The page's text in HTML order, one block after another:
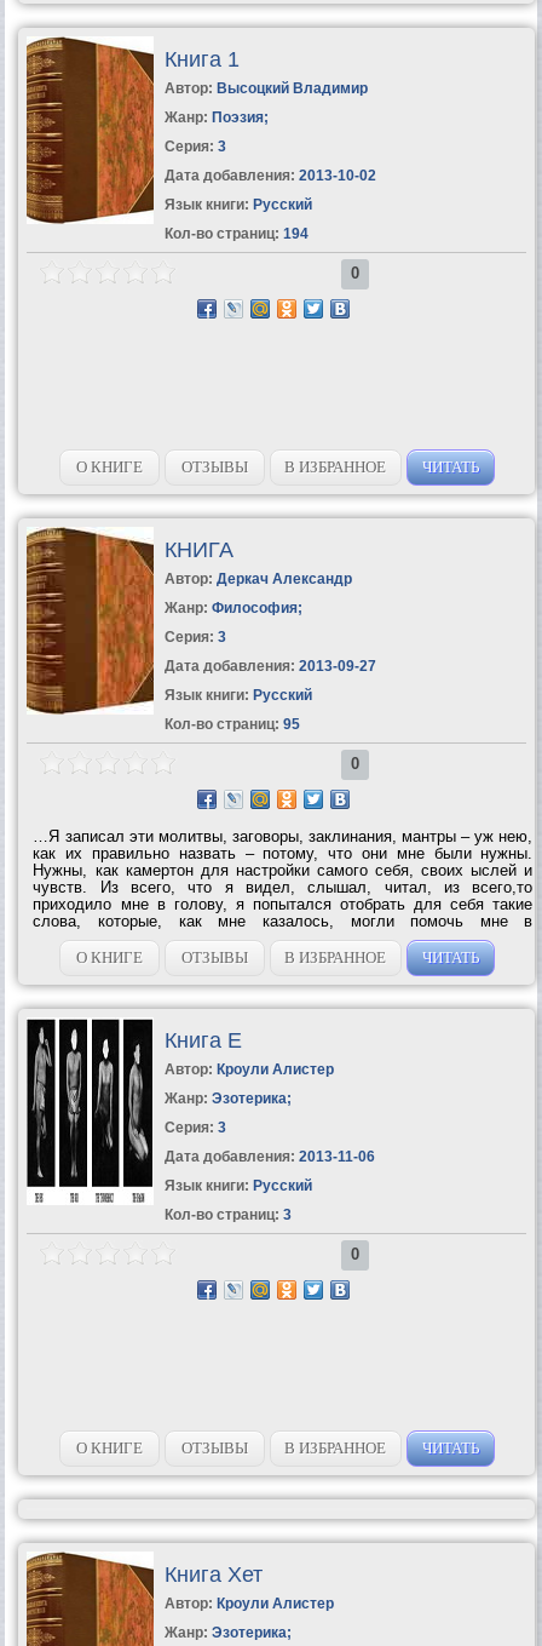
Книга 1
Автор: Высоцкий Владимир
Жанр: Поэзия;
Серия: 3
Дата добавления: 2013-10-02
Язык книги: Русский
Кол-во страниц: 194
0
О КНИГЕ ОТЗЫВЫ В ИЗБРАННОЕ ЧИТАТЬ
КНИГА
Автор: Деркач Александр
Жанр: Философия;
Серия: 3
Дата добавления: 2013-09-27
Язык книги: Русский
Кол-во страниц: 95
0
…Я записал эти молитвы, заговоры, заклинания, мантры – уж нею,
как их правильно назвать – потому, что они мне были нужны.
Нужны, как камертон для настройки самого себя, своих ыслей и
чувств. Из всего, что я видел, слышал, читал, из всего,то
приходило мне в голову, я попытался отобрать для себя такие
слова, которые, как мне казалось, могли помочь мне в
жизни.Которые могли бы стать пусть не руководством к действию,
но хотя бы нравственным...
О КНИГЕ ОТЗЫВЫ В ИЗБРАННОЕ ЧИТАТЬ
Книга Е
Автор: Кроули Алистер
Жанр: Эзотерика;
Серия: 3
Дата добавления: 2013-11-06
Язык книги: Русский
Кол-во страниц: 3
0
О КНИГЕ ОТЗЫВЫ В ИЗБРАННОЕ ЧИТАТЬ
Книга Хет
Автор: Кроули Алистер
Жанр: Эзотерика;